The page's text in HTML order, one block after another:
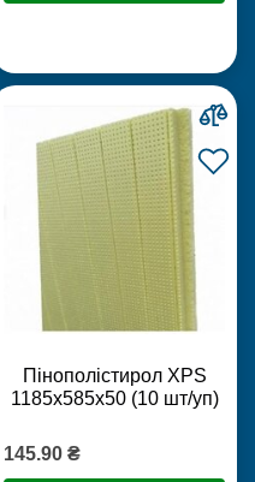
Пінополістирол XPS
1185х585х50 (10 шт/уп)
145.90 ₴